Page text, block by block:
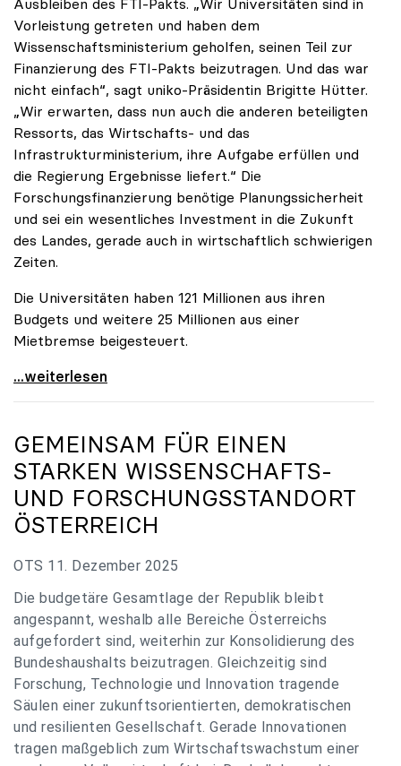
Vorleistung getreten und haben dem
Wissenschaftsministerium geholfen, seinen Teil zur
Finanzierung des FTI-Pakts beizutragen. Und das war
nicht einfach“, sagt uniko-Präsidentin Brigitte Hütter.
„Wir erwarten, dass nun auch die anderen beteiligten
Ressorts, das Wirtschafts- und das
Infrastrukturministerium, ihre Aufgabe erfüllen und
die Regierung Ergebnisse liefert.“ Die
Forschungsfinanzierung benötige Planungssicherheit
und sei ein wesentliches Investment in die Zukunft
des Landes, gerade auch in wirtschaftlich schwierigen
Zeiten.
Die Universitäten haben 121 Millionen aus ihren
Budgets und weitere 25 Millionen aus einer
Mietbremse beigesteuert.
„Verzögerung unverständlich“: Universitäten
...weiterlesen
GEMEINSAM FÜR EINEN
STARKEN WISSENSCHAFTS-
UND FORSCHUNGSSTANDORT
ÖSTERREICH
OTS 11. Dezember 2025
Die budgetäre Gesamtlage der Republik bleibt
angespannt, weshalb alle Bereiche Österreichs
aufgefordert sind, weiterhin zur Konsolidierung des
Bundeshaushalts beizutragen. Gleichzeitig sind
Forschung, Technologie und Innovation tragende
Säulen einer zukunftsorientierten, demokratischen
und resilienten Gesellschaft. Gerade Innovationen
tragen maßgeblich zum Wirtschaftswachstum einer